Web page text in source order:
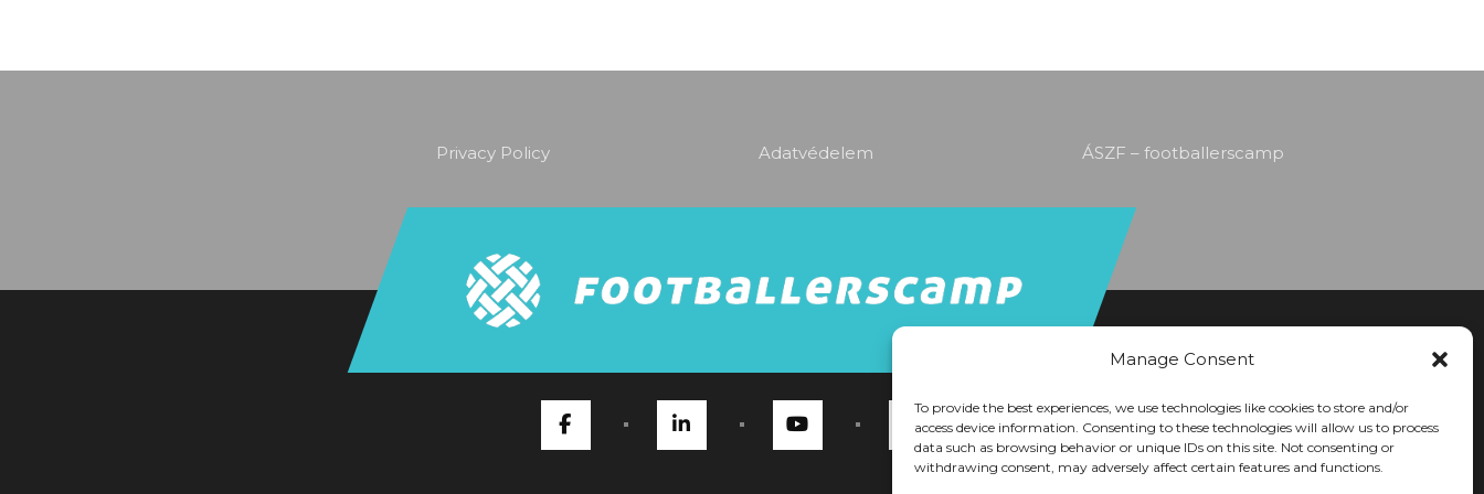
Manage Consent
To provide the best experiences, we use technologies like cookies to store and/or
access device information. Consenting to these technologies will allow us to process
data such as browsing behavior or unique IDs on this site. Not consenting or
withdrawing consent, may adversely affect certain features and functions.
Privacy Policy Adatvédelem ÁSZF – footballerscamp